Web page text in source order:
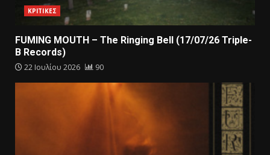
ΚΡΙΤΙΚΕΣ
FUMING MOUTH – The Ringing Bell (17/07/26 Triple-
B Records)
22 Ιουλίου 2026 90